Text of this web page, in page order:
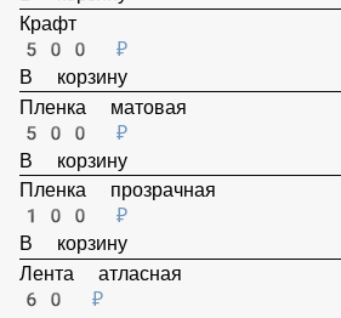
Листья Рускуса 4шт
280 ₽
В корзину
Крафт
500 ₽
В корзину
500 ₽
В корзину